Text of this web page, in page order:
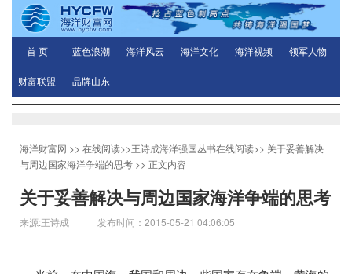
首 页 蓝色浪潮 海洋风云 海洋文化 海洋视频 领军人物
财富联盟 品牌山东
海洋财富网 >> 在线阅读>>王诗成海洋强国丛书在线阅读>> 关于妥善解决
与周边国家海洋争端的思考 >> 正文内容
关于妥善解决与周边国家海洋争端的思考
来源:王诗成 发布时间：2015-05-21 04:06:05